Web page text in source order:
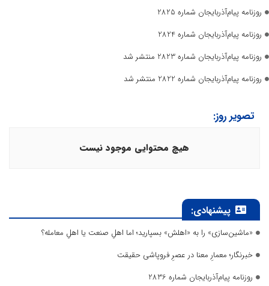
روزنامه پیام‌آذربایجان شماره 2825
روزنامه پیام‌آذربایجان شماره 2824
روزنامه پیام‌آذربایجان شماره 2823 منتشر شد
روزنامه پیام‌آذربایجان شماره 2822 منتشر شد
تصویر روز:
هیچ محتوایی موجود نیست
پیشنهادی:
«ماشین‌سازی» را به «اهلش» بسپارید؛ اما اهلِ صنعت یا اهلِ معامله؟
خبرنگار؛ معمارِ معنا در عصرِ فروپاشی حقیقت
روزنامه پیام‌آذربایجان شماره 2836